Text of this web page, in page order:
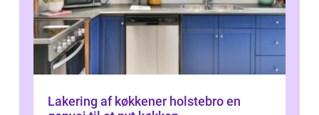
Lakering af køkkener holstebro en